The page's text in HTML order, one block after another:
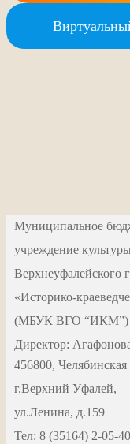
Муниципальное
учреждение культуры
Верхнеуфалейского
«Историко-
(МБУК ВГО “ИКМ”)
Директор:
456800, Челябинская
г.Верхний Уфалей,
ул.Ленина, д.159
Тел: 8 (35164) 2-05-40